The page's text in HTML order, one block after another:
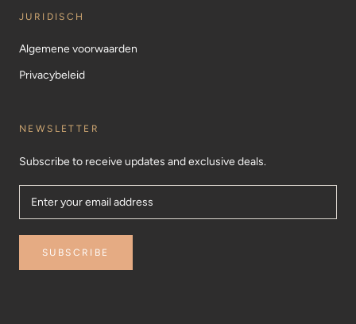
JURIDISCH
Algemene voorwaarden
Privacybeleid
NEWSLETTER
Subscribe to receive updates and exclusive deals.
SUBSCRIBE